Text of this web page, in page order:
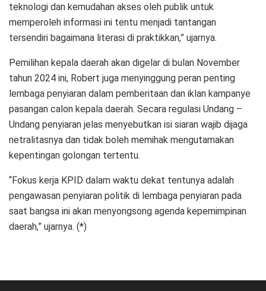
teknologi dan kemudahan akses oleh publik untuk
memperoleh informasi ini tentu menjadi tantangan
tersendiri bagaimana literasi di praktikkan,” ujarnya.
Pemilihan kepala daerah akan digelar di bulan November
tahun 2024 ini, Robert juga menyinggung peran penting
lembaga penyiaran dalam pemberitaan dan iklan kampanye
pasangan calon kepala daerah. Secara regulasi Undang –
Undang penyiaran jelas menyebutkan isi siaran wajib dijaga
netralitasnya dan tidak boleh memihak mengutamakan
kepentingan golongan tertentu.
“Fokus kerja KPID dalam waktu dekat tentunya adalah
pengawasan penyiaran politik di lembaga penyiaran pada
saat bangsa ini akan menyongsong agenda kepemimpinan
daerah,” ujarnya. (*)